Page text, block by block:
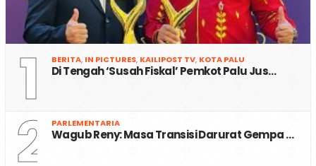
1 BERITA, IN PICTURES, KAILIPOST TV, KOTA PALU
Di Tengah ‘Susah Fiskal’ Pemkot Palu Jus…
2 PARLEMENTARIA
Wagub Reny: Masa Transisi Darurat Gempa …